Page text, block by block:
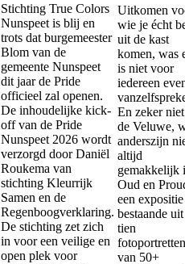
Stichting True Colors
Nunspeet is blij en
trots dat burgemeester
Blom van de
gemeente Nunspeet
dit jaar de Pride
officieel zal openen.
De inhoudelijke kick-
off van de Pride
Nunspeet 2026 wordt
verzorgd door Daniël
Roukema van
stichting Kleurrijk
Samen en de
Regenboogverklaring.
De stichting zet zich
in voor een veilige en
open plek voor
Uitkomen
wie je écht
uit de kast
komen, was
is niet voor
iedereen
En zeker
de Veluwe,
anderszijn
altijd
gemakkelijk
Oud en
een expositie
bestaande uit
tien
fotoportretten
van 50+